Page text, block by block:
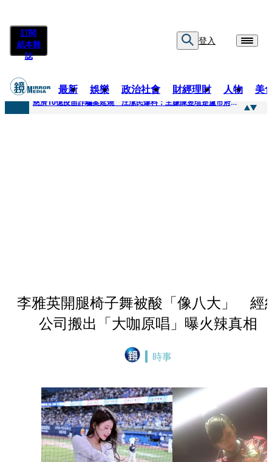
訂閱
紙本雜
誌
登入
最新 娛樂 政治社會 財經理財 人物 美
快訊
慈濟10億疫苗詐騙案延燒 汪潔民爆料：主嫌陳昱瑄是盧市府法律顧問
李雅英開腿椅子舞被酸「像八大」 經
公司搬出「大咖原唱」曝火辣真相
時事